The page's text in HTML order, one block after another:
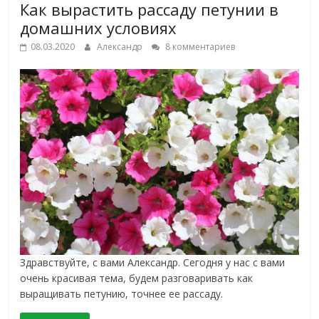
Как вырастить рассаду петунии в
домашних условиях
08.03.2020 Александр 8 комментариев
Здравствуйте, с вами Александр. Сегодня у нас с вами
очень красивая тема, будем разговаривать как
выращивать петунию, точнее ее рассаду.